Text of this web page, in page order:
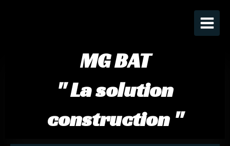
MG BAT
" La solution
construction "